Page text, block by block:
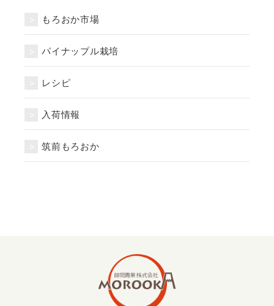
もろおか市場
パイナップル栽培
レシピ
入荷情報
筑前もろおか